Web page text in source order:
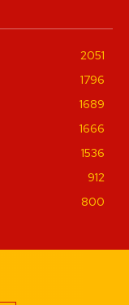
2051
1796
1689
1666
1536
912
800